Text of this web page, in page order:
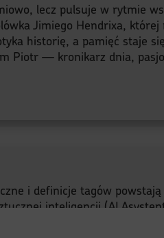
lecz pulsuje w rytmie
Jimiego Hendrixa,
historię, a pamięć staje
Piotr — kronikarz dnia,
i definicje tagów
inteligencji (AI